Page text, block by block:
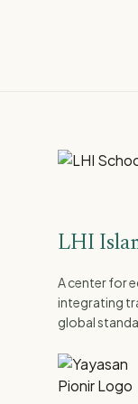
LHI
A center for
integrating
global